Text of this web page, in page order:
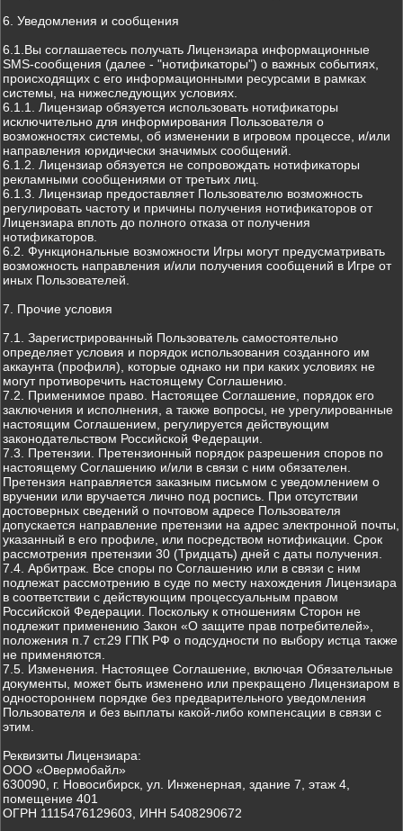
6. Уведомления и сообщения
6.1.Вы соглашаетесь получать Лицензиара информационные
SMS-сообщения (далее - "нотификаторы") о важных событиях,
происходящих с его информационными ресурсами в рамках
системы, на нижеследующих условиях.
6.1.1. Лицензиар обязуется использовать нотификаторы
исключительно для информирования Пользователя о
возможностях системы, об изменении в игровом процессе, и/или
направления юридически значимых сообщений.
6.1.2. Лицензиар обязуется не сопровождать нотификаторы
рекламными сообщениями от третьих лиц.
6.1.3. Лицензиар предоставляет Пользователю возможность
регулировать частоту и причины получения нотификаторов от
Лицензиара вплоть до полного отказа от получения
нотификаторов.
6.2. Функциональные возможности Игры могут предусматривать
возможность направления и/или получения сообщений в Игре от
иных Пользователей.
7. Прочие условия
7.1. Зарегистрированный Пользователь самостоятельно
определяет условия и порядок использования созданного им
аккаунта (профиля), которые однако ни при каких условиях не
могут противоречить настоящему Соглашению.
7.2. Применимое право. Настоящее Соглашение, порядок его
заключения и исполнения, а также вопросы, не урегулированные
настоящим Соглашением, регулируется действующим
законодательством Российской Федерации.
7.3. Претензии. Претензионный порядок разрешения споров по
настоящему Соглашению и/или в связи с ним обязателен.
Претензия направляется заказным письмом с уведомлением о
вручении или вручается лично под роспись. При отсутствии
достоверных сведений о почтовом адресе Пользователя
допускается направление претензии на адрес электронной почты,
указанный в его профиле, или посредством нотификации. Срок
рассмотрения претензии 30 (Тридцать) дней с даты получения.
7.4. Арбитраж. Все споры по Соглашению или в связи с ним
подлежат рассмотрению в суде по месту нахождения Лицензиара
в соответствии с действующим процессуальным правом
Российской Федерации. Поскольку к отношениям Сторон не
подлежит применению Закон «О защите прав потребителей»,
положения п.7 ст.29 ГПК РФ о подсудности по выбору истца также
не применяются.
7.5. Изменения. Настоящее Соглашение, включая Обязательные
документы, может быть изменено или прекращено Лицензиаром в
одностороннем порядке без предварительного уведомления
Пользователя и без выплаты какой-либо компенсации в связи с
этим.
Реквизиты Лицензиара:
ООО «Овермобайл»
630090, г. Новосибирск, ул. Инженерная, здание 7, этаж 4,
помещение 401
ОГРН 1115476129603, ИНН 5408290672